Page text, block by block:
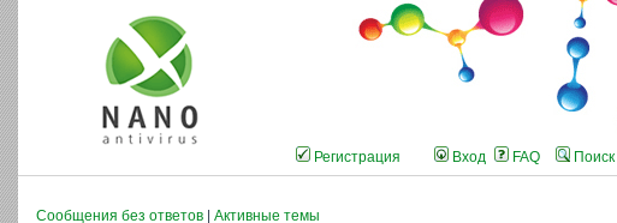
Регистрация Вход FAQ Поиск
Сообщения без ответов Активные темы